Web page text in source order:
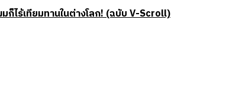
ไร้เทียมทานในต่างโลก! (ฉบับ V-Scroll)